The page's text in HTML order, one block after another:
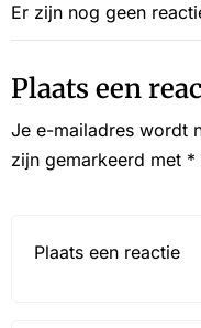
Er zijn nog geen
Plaats een
Je e-mailadres wordt
zijn gemarkeerd met *